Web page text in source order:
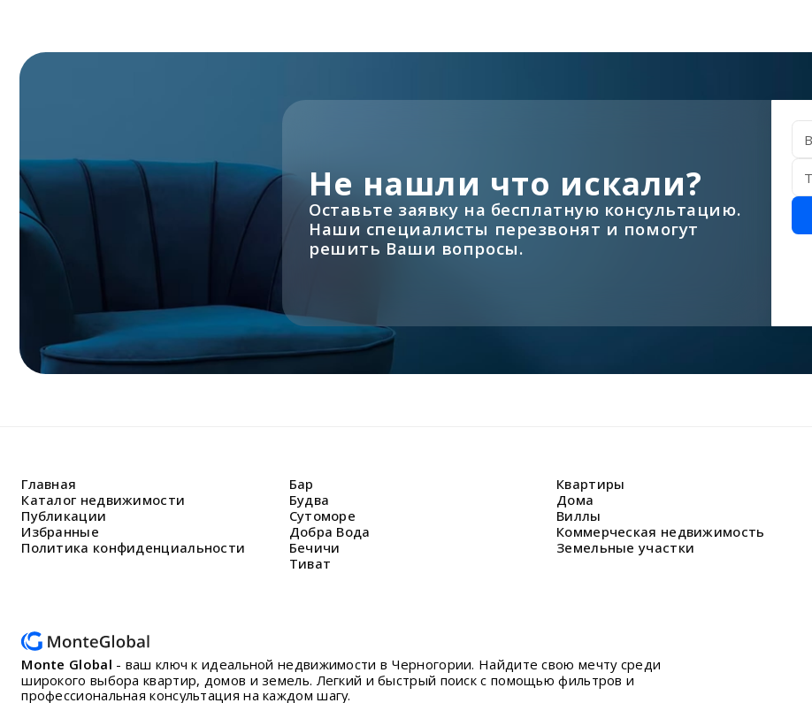
Не нашли что искали?
Оставьте заявку на бесплатную консультацию.
Наши специалисты перезвонят и помогут
решить Ваши вопросы.
Главная
Каталог недвижимости
Публикации
Избранные
Политика конфиденциальности
Бар
Будва
Сутоморе
Добра Вода
Бечичи
Тиват
Квартиры
Дома
Виллы
Коммерческая недвижимость
Земельные участки
Monte Global - ваш ключ к идеальной недвижимости в Черногории. Найдите свою мечту среди
широкого выбора квартир, домов и земель. Легкий и быстрый поиск с помощью фильтров и
профессиональная консультация на каждом шагу.